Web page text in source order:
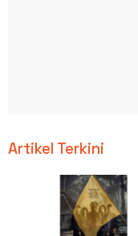
Artikel Terkini